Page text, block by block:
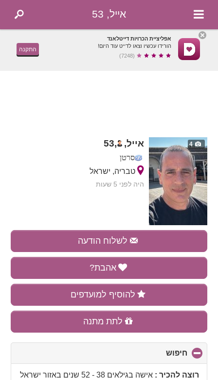
אייל, 53
אפליציית הכרויות דייטלאנד
הורידו עכשיו וצאו לדייט עוד היום!
(7248)
התקנה
4 אייל, ,
53
סרטן
טבריה, ישראל
היה לפני 5 שעות
לשלוח הודעה
אהבת?
להוסיף למועדפים
לתת מתנה
חיפוש
to
collapseרוצה להכיר :אישה בגילאים 38 - 52 שנים באזור ישראל